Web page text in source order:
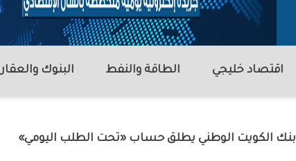
اقتصاد خليجي الطاقة والنفط البنوك والعقار
بنك الكويت الوطني يطلق حساب «تحت الطلب اليومي»